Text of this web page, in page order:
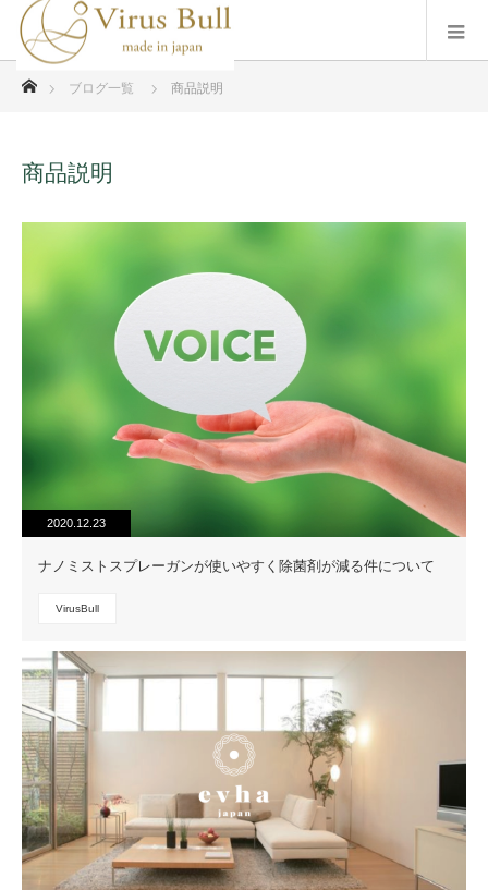
ブログ一覧 商品説明
商品説明
2020.12.23
ナノミストスプレーガンが使いやすく除菌剤が減る件について
VirusBull